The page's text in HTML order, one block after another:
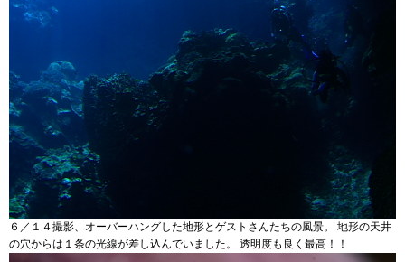
６／１４撮影、オーバーハングした地形とゲストさんたちの風景。 地形の天井
の穴からは１条の光線が差し込んでいました。 透明度も良く最高！！